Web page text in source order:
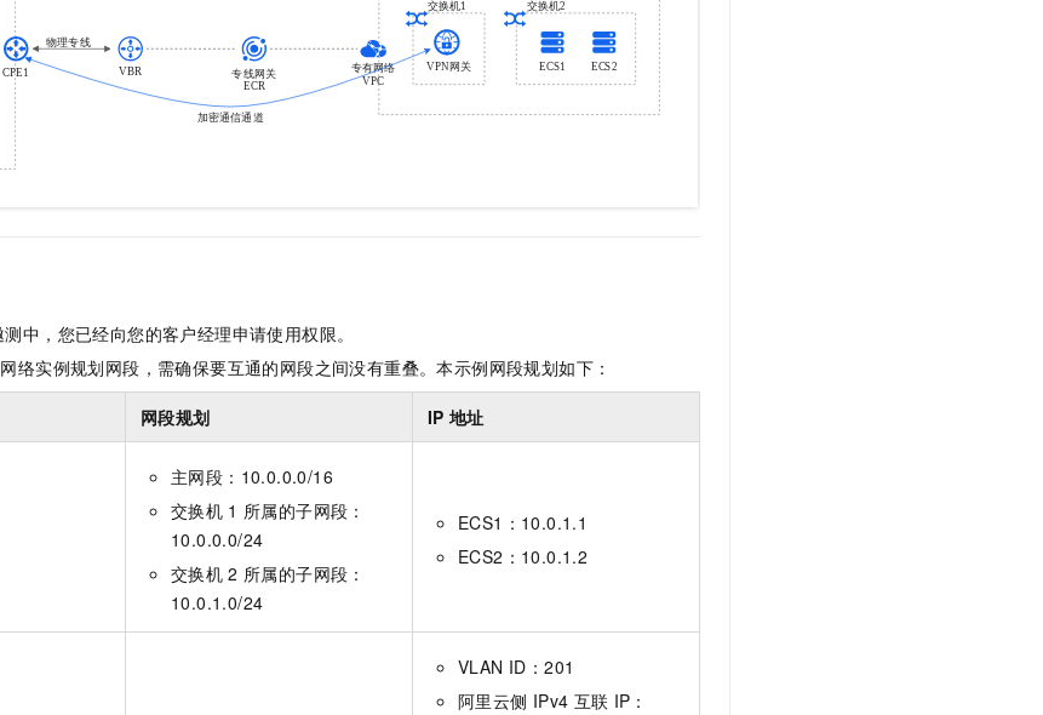
中，您已经向您的客户经理申请使用权限。
络实例规划网段，需确保要互通的网段之间没有重叠。本示例网段规划如下：
网段规划 IP 地址
主网段：10.0.0.0/16
交换机 1 所属的子网段：
10.0.0.0/24
交换机 2 所属的子网段：
10.0.1.0/24
ECS1：10.0.1.1
ECS2：10.0.1.2
VLAN ID：201
阿里云侧 IPv4 互联 IP：